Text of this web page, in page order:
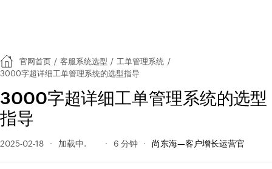
官网首页 / 客服系统选型 / 工单管理系统 /
3000字超详细工单管理系统的选型指导
3000字超详细工单管理系统的选型
指导
2025-02-18 167 阅读量 6 分钟 尚东海—客户增长运营官